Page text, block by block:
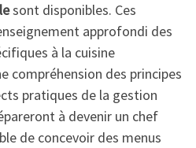
sont disponibles. Ces
approfondi des
à la cuisine
compréhension des principes
pratiques de la gestion
à devenir un chef
de concevoir des menus